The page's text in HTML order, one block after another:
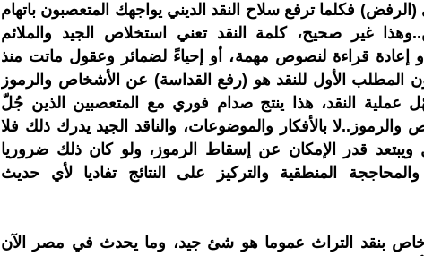
(الرفض) فكلما ترفع سلاح النقد الديني يواجهك المتعصبون باتهام
غير صحيح، كلمة النقد تعني استخلاص الجيد والملائم
إعادة قراءة لنصوص مهمة، أو إحياءً لضمائر وعقول ماتت منذ
المطلب الأول للنقد هو (رفع القداسة) عن الأشخاص والرموز
النقد، هذا ينتج صدام فوري مع المتعصبين الذين جُلّ
والرموز..لا بالأفكار والموضوعات، والناقد الجيد يدرك ذلك فلا
قدر الإمكان عن إسقاط الرموز، ولو كان ذلك ضروريا
المنطقية والتركيز على النتائج تفاديا لأي حديث
بنقد التراث عموما هو شئ جيد، وما يحدث في مصر الآن